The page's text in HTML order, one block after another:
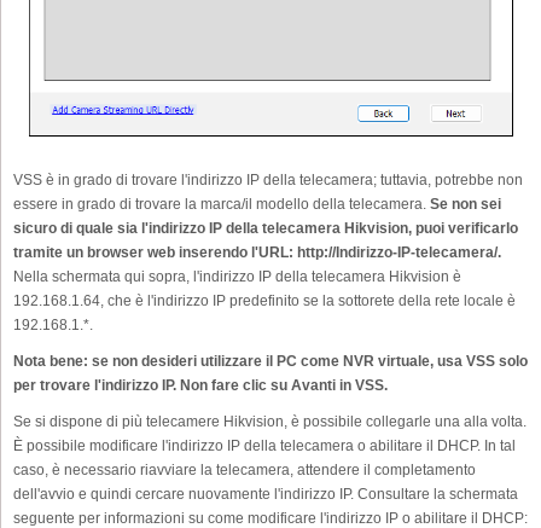
VSS è in grado di trovare l'indirizzo IP della telecamera; tuttavia, potrebbe non
essere in grado di trovare la marca/il modello della telecamera. Se non sei
sicuro di quale sia l'indirizzo IP della telecamera Hikvision, puoi verificarlo
tramite un browser web inserendo l'URL: http://Indirizzo-IP-telecamera/.
Nella schermata qui sopra, l'indirizzo IP della telecamera Hikvision è
192.168.1.64, che è l'indirizzo IP predefinito se la sottorete della rete locale è
192.168.1.*.
Nota bene: se non desideri utilizzare il PC come NVR virtuale, usa VSS solo
per trovare l'indirizzo IP. Non fare clic su Avanti in VSS.
Se si dispone di più telecamere Hikvision, è possibile collegarle una alla volta.
È possibile modificare l'indirizzo IP della telecamera o abilitare il DHCP. In tal
caso, è necessario riavviare la telecamera, attendere il completamento
dell'avvio e quindi cercare nuovamente l'indirizzo IP. Consultare la schermata
seguente per informazioni su come modificare l'indirizzo IP o abilitare il DHCP: